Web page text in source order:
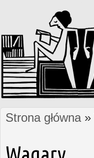
Jesteś tutaj
Strona główna»